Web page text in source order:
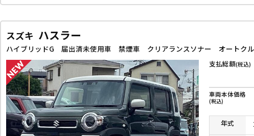
スズキ ハスラー
支払総額(税込)
車両本体価格
(税込)
年式